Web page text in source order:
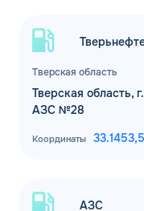
Тверская область
Тверская область,
АЗС №28
Координаты 33.1453,
АЗС